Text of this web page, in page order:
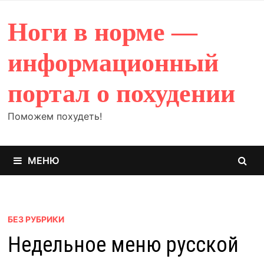
содержимому
Ноги в норме —
информационный
портал о похудении
Поможем похудеть!
МЕНЮ
БЕЗ РУБРИКИ
Недельное меню русской